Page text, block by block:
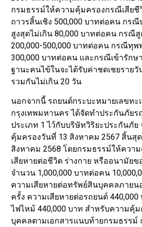
กรมธรรม์ให้ความคุ้มครองกรณีเสีย
ถาวรสิ้นเชิง 500,000 บาทต่อคน กรณี
สูงสุดไม่เกิน 80,000 บาทต่อคน กรณีสู
200,000-500,000 บาทต่อคน กรณีทุพ
300,000 บาทต่อคน และกรณีเข้ารักษ
ฐานะคนไข้ในจะได้รับค่าชดเชยราย
รวมกันไม่เกิน 20 วัน
นอกจากนี้ รถยนต์กระบะหมายเลขทะ
กรุงเทพมหานคร ได้จัดทำประกันภัย
ประเภท 1 ไว้กับบริษัทวิริยะประกันภัย
คุ้มครองวันที่ 13 สิงหาคม 2567 สิ้นสุ
สิงหาคม 2568 โดยกรมธรรม์ให้ควา
เสียหายต่อชีวิต ร่างกาย หรืออนามัย
จำนวน 1,000,000 บาทต่อคน
ความเสียหายต่อทรัพย์สินบุคคลภายน
ครั้ง ความเสียหายต่อรถยนต์
ไฟไหม้ 440,000 บาท สำหรับความคุ้
บุคคลตามเอกสารแนบท้ายกรมธรรม์